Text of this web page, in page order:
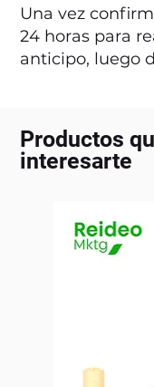
Una vez
24 horas para
anticipo, luego
Productos
interesarte